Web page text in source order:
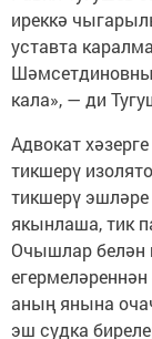
иреккә
уставта
кала», — ди
Адвокат
тикшерү
тикшерү
якынлаша, тик
Очышлар белән
аның янына
эш судка